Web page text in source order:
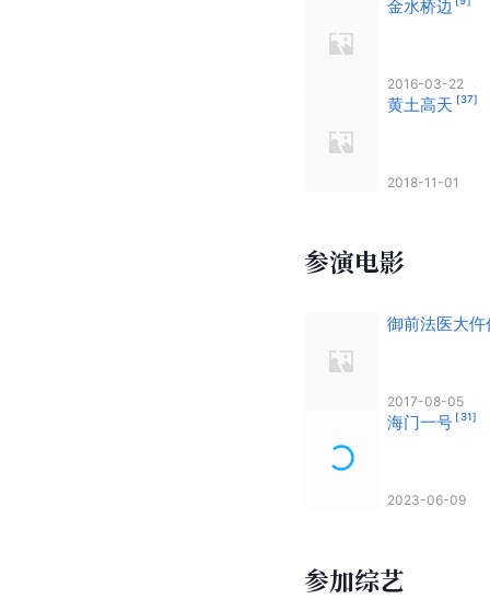
金水桥边
2016-03-22
黄土高天 [37]
2018-11-01
参演电影
御前法医大仵
2017-08-05
海门一号 [31]
2023-06-09
参加综艺